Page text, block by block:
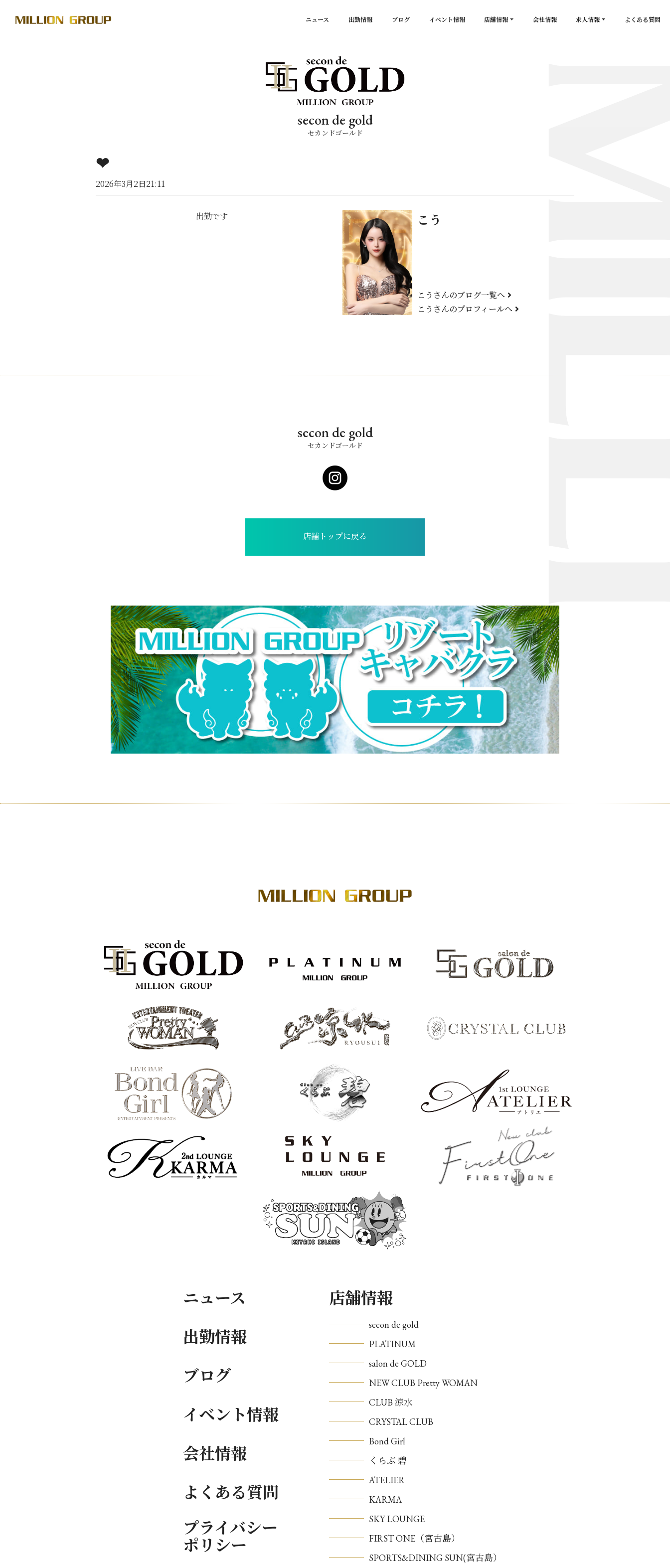
ニュース 出勤情報 ブログ イベント情報 店舗情報
KARMA
SPORTS&DINING SUN(宮古島）
会社情報 求人情報 よくある質問
secon de gold
セカンドゴールド
❤︎
2026年3月2日21:11
出勤です こう
こうさんのブログ一覧へ
こうさんのプロフィールへ
secon de gold
セカンドゴールド
店舗トップに戻る
ニュース
出勤情報
ブログ
イベント情報
会社情報
よくある質問
プライバシー
ポリシー
店舗情報
secon de gold
PLATINUM
salon de GOLD
NEW CLUB Pretty WOMAN
CLUB 涼水
CRYSTAL CLUB
Bond Girl
くらぶ 碧
ATELIER
KARMA
SKY LOUNGE
FIRST ONE（宮古島）
SPORTS&DINING SUN(宮古島）